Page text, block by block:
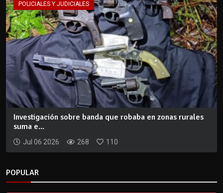
POLICIALES Y JUDICIALES
Investigación sobre banda que robaba en zonas rurales
suma e...
Jul 06 2026 268 110
POPULAR